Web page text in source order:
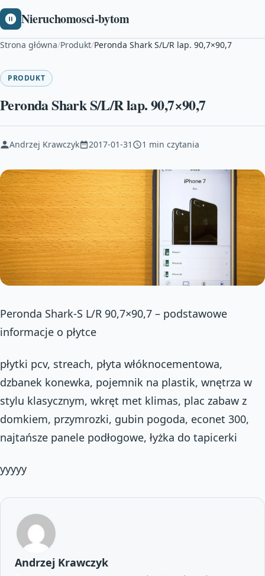
Nieruchomosci-bytom
Strona główna/Produkt/Peronda Shark S/L/R lap. 90,7×90,7
PRODUKT
Peronda Shark S/L/R lap. 90,7×90,7
Andrzej Krawczyk 2017-01-31 1 min czytania
Peronda Shark-S L/R 90,7×90,7 – podstawowe
informacje o płytce
płytki pcv, streach, płyta włóknocementowa,
dzbanek konewka, pojemnik na plastik, wnętrza w
stylu klasycznym, wkręt met klimas, plac zabaw z
domkiem, przymrozki, gubin pogoda, econet 300,
najtańsze panele podłogowe, łyżka do tapicerki
yyyyy
Andrzej Krawczyk